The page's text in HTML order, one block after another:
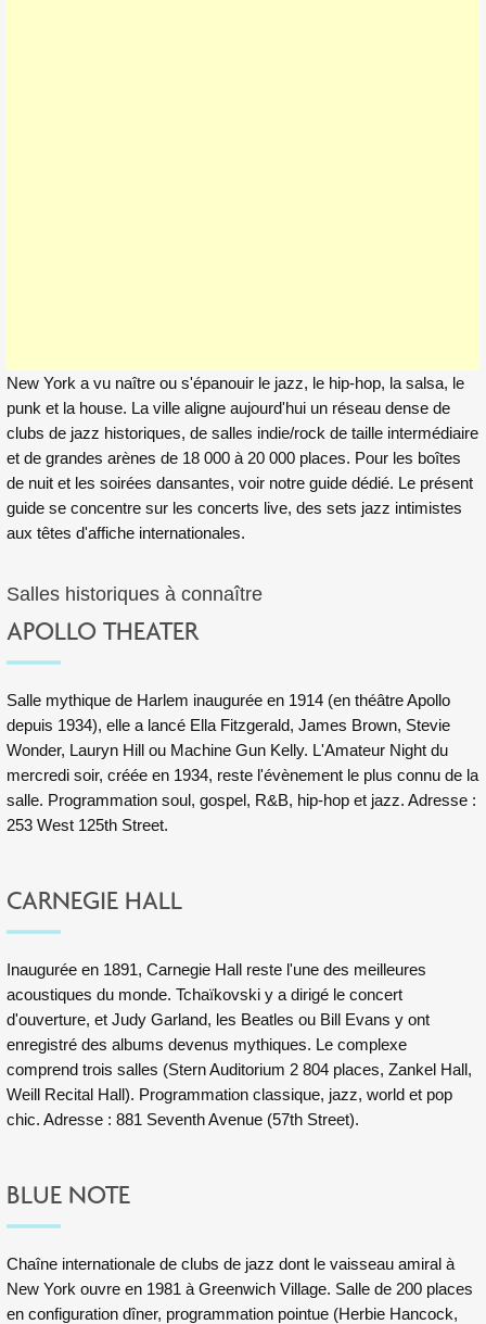
New York a vu naître ou s'épanouir le jazz, le hip-hop, la salsa, le
punk et la house. La ville aligne aujourd'hui un réseau dense de
clubs de jazz historiques, de salles indie/rock de taille intermédiaire
et de grandes arènes de 18 000 à 20 000 places. Pour les boîtes
de nuit et les soirées dansantes, voir notre guide dédié. Le présent
guide se concentre sur les concerts live, des sets jazz intimistes
aux têtes d'affiche internationales.
Salles historiques à connaître
APOLLO THEATER
Salle mythique de Harlem inaugurée en 1914 (en théâtre Apollo
depuis 1934), elle a lancé Ella Fitzgerald, James Brown, Stevie
Wonder, Lauryn Hill ou Machine Gun Kelly. L'Amateur Night du
mercredi soir, créée en 1934, reste l'évènement le plus connu de la
salle. Programmation soul, gospel, R&B, hip-hop et jazz. Adresse :
253 West 125th Street.
CARNEGIE HALL
Inaugurée en 1891, Carnegie Hall reste l'une des meilleures
acoustiques du monde. Tchaïkovski y a dirigé le concert
d'ouverture, et Judy Garland, les Beatles ou Bill Evans y ont
enregistré des albums devenus mythiques. Le complexe
comprend trois salles (Stern Auditorium 2 804 places, Zankel Hall,
Weill Recital Hall). Programmation classique, jazz, world et pop
chic. Adresse : 881 Seventh Avenue (57th Street).
BLUE NOTE
Chaîne internationale de clubs de jazz dont le vaisseau amiral à
New York ouvre en 1981 à Greenwich Village. Salle de 200 places
en configuration dîner, programmation pointue (Herbie Hancock,